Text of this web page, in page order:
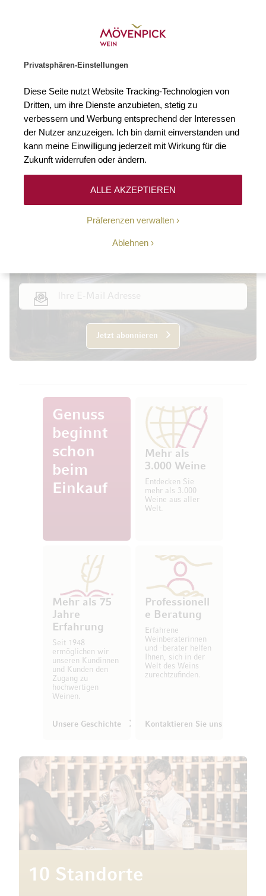
Privatsphären-Einstellungen
Diese Seite nutzt Website Tracking-Technologien von
Dritten, um ihre Dienste anzubieten, stetig zu
verbessern und Werbung entsprechend der Interessen
der Nutzer anzuzeigen. Ich bin damit einverstanden und
kann meine Einwilligung jederzeit mit Wirkung für die
Zukunft widerrufen oder ändern.
Präferenzen verwalten
Ablehnen
ALLE AKZEPTIEREN
Keine Ergebnisse
10-Euro-Willkommens-
Jetzt abonnieren
Genuss
beginnt
schon
beim
Einkauf
Mehr als
3.000 Weine
Entdecken Sie
mehr als 3.000
Weine aus aller
Welt.
Mehr als 75
Jahre
Erfahrung
Seit 1948
ermöglichen wir
unseren Kundinnen
und Kunden den
Zugang zu
hochwertigen
Weinen.
Unsere Geschichte
Professionell
e Beratung
Erfahrene
Weinberaterinnen
und -berater helfen
Ihnen, sich in der
Welt des Weins
zurechtzufinden.
Kontaktieren Sie uns
10 Standorte